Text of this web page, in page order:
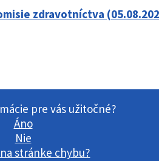
zdravotníctva
pre vás užitočné?
Áno
Nie
stránke chybu?